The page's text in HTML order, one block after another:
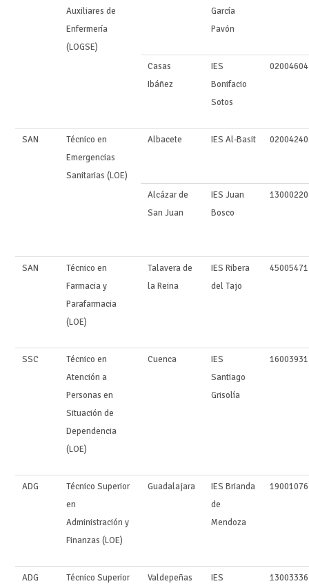
Auxiliares de
Enfermería
(LOGSE)
García
Pavón
Casas
Ibáñez
IES
Bonifacio
Sotos
02004604
SAN
Técnico en
Emergencias
Sanitarias (LOE)
Albacete IES Al-Basit 02004240
Alcázar de
San Juan
IES Juan
Bosco
13000220
SAN
Técnico en
Farmacia y
Parafarmacia
(LOE)
Talavera de
la Reina
IES Ribera
del Tajo
45005471
SSC
Técnico en
Atención a
Personas en
Situación de
Dependencia
(LOE)
Cuenca
IES
Santiago
Grisolía
16003931
ADG
Técnico Superior
en
Administración y
Finanzas (LOE)
Guadalajara
IES Brianda
de
Mendoza
19001076
ADG
Técnico Superior
Valdepeñas
IES
13003336